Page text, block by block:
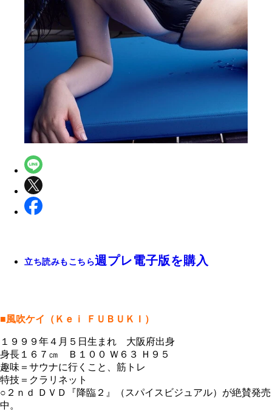
立ち読みもこちら週プレ電子版を購入
■風吹ケイ（Ｋｅｉ ＦＵＢＵＫＩ）
１９９９年４月５日生まれ 大阪府出身
身長１６７㎝ Ｂ１００ Ｗ６３ Ｈ９５
趣味＝サウナに行くこと、筋トレ
特技＝クラリネット
○２ｎｄ ＤＶＤ『降臨２』（スパイスビジュアル）が絶賛発売
中。